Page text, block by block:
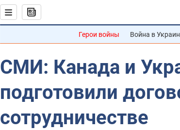
Герои войны Война в
СМИ: Канада и
подготовили
сотрудничестве